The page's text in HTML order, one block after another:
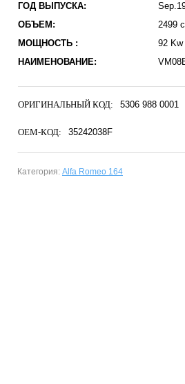
ГОД ВЫПУСКА:
ОБЪЕМ:
2499
МОЩНОСТЬ :
92 Kw
НАИМЕНОВАНИЕ:
ОРИГИНАЛЬНЫЙ КОД: 5306 988 0001
OEM-КОД: 35242038F
Категория: Alfa Romeo 164